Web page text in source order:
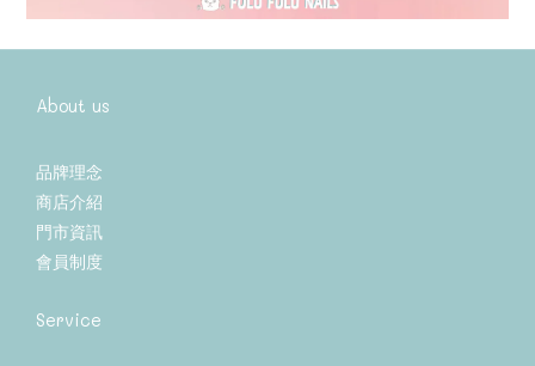
About us
品牌理念
商店介紹
門市資訊
會員制度
Service